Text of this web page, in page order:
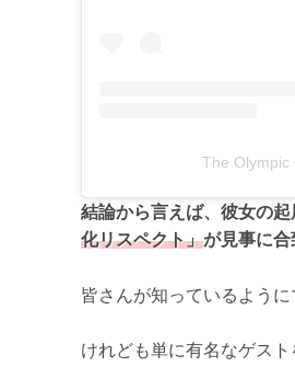
The Olympic
結論から言えば、彼女の起
化リスペクト」が見事に合
皆さんが知っているよう
けれども単に有名なゲス